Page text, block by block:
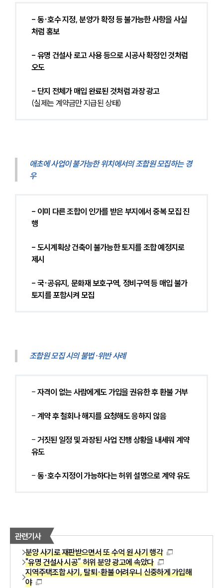
- 동·호수 지정, 분양가 확정 등 불가능한 사항을 사실
처럼 홍보
- 유명 건설사 로고 사용 등으로 시공사 확정인 것처럼
오도
- 단지 전체가 매입 완료된 것처럼 과장 광고
(실제는 계약금만 지급된 상태)
애초에 사업이 불가능한 위치에서의 조합원 모집하는 경
우
- 이미 다른 조합이 인가를 받은 부지에서 중복 모집 진
행
- 도시계획상 건축이 불가능한 토지를 조합 예정지로
제시
- 국·공유지, 문화재 보호구역, 정비구역 등 매입 불가
토지를 포함시켜 모집
조합원 모집 시의 불법·위반 사례
- 자격이 없는 사람에게도 가입을 권유한 후 환불 거부
- 계약 후 철회나 해지를 요청해도 응하지 않음
- 거짓된 일정 및 과장된 사업 진행 상황을 내세워 계약
유도
- 동·호수 지정이 가능하다는 허위 설명으로 계약 유도
관련기사
분양 사기로 재판받으면서 또 수억 원 사기 행각
"유명 건설사 시공” 허위 분양 광고에 속았다
지역주택조합 사기, 탈퇴·환불 어려우니 신중하게 가입해
야